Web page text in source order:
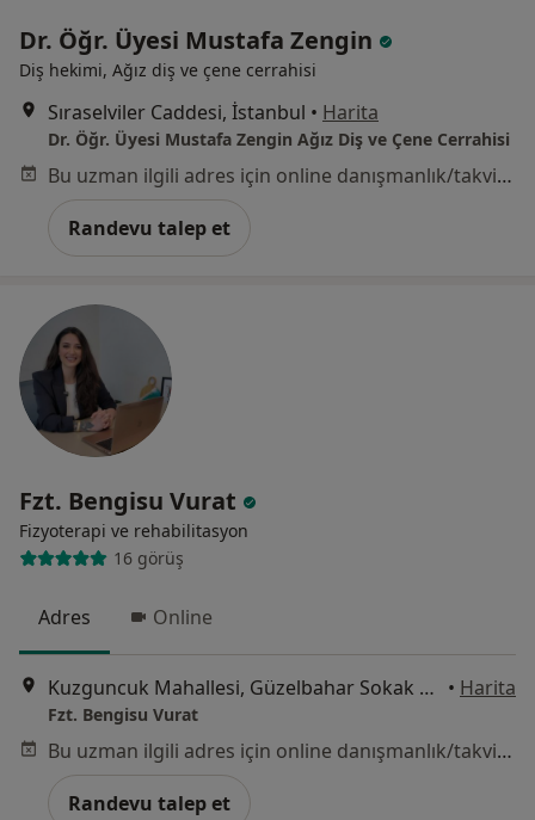
Dr. Öğr. Üyesi Mustafa Zengin
Diş hekimi, Ağız diş ve çene cerrahisi
Sıraselviler Caddesi, İstanbul • Harita
Dr. Öğr. Üyesi Mustafa Zengin Ağız Diş ve Çene Cerrahisi
Bu uzman ilgili adres için online danışmanlık/takvim sunmuyor.
Randevu talep et
Fzt. Bengisu Vurat
Fizyoterapi ve rehabilitasyon
16 görüş
Adres Online
Kuzguncuk Mahallesi, Güzelbahar Sokak Çıkmazı, İstanbul • Harita
Fzt. Bengisu Vurat
Bu uzman ilgili adres için online danışmanlık/takvim sunmuyor.
Randevu talep et